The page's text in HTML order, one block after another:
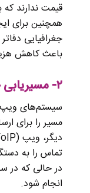
قیمت ندارند
همچنین برای
جغرافیایی
باعث کاهش
۲- مسیریابی خودکار
مسیر را برای
تماس را به
در حالی که در
انجام شود.